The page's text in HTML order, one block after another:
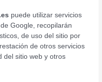
puede utilizar servicios
Google, recopilarán
de uso del sitio por
de otros servicios
del sitio web y otros